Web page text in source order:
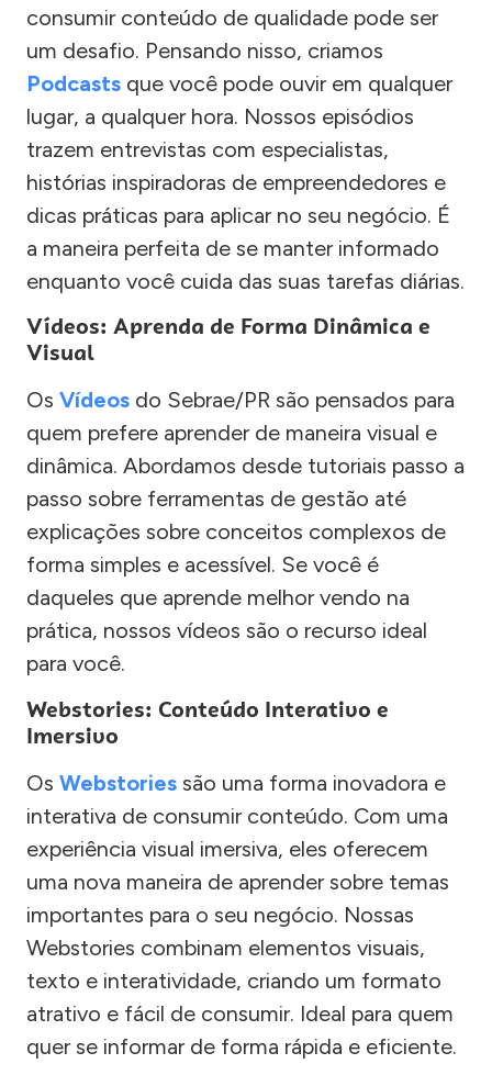
consumir conteúdo de qualidade pode ser
um desafio. Pensando nisso, criamos
Podcasts que você pode ouvir em qualquer
lugar, a qualquer hora. Nossos episódios
trazem entrevistas com especialistas,
histórias inspiradoras de empreendedores e
dicas práticas para aplicar no seu negócio. É
a maneira perfeita de se manter informado
enquanto você cuida das suas tarefas diárias.
Vídeos: Aprenda de Forma Dinâmica e
Visual
Os Vídeos do Sebrae/PR são pensados para
quem prefere aprender de maneira visual e
dinâmica. Abordamos desde tutoriais passo a
passo sobre ferramentas de gestão até
explicações sobre conceitos complexos de
forma simples e acessível. Se você é
daqueles que aprende melhor vendo na
prática, nossos vídeos são o recurso ideal
para você.
Webstories: Conteúdo Interativo e
Imersivo
Os Webstories são uma forma inovadora e
interativa de consumir conteúdo. Com uma
experiência visual imersiva, eles oferecem
uma nova maneira de aprender sobre temas
importantes para o seu negócio. Nossas
Webstories combinam elementos visuais,
texto e interatividade, criando um formato
atrativo e fácil de consumir. Ideal para quem
quer se informar de forma rápida e eficiente.